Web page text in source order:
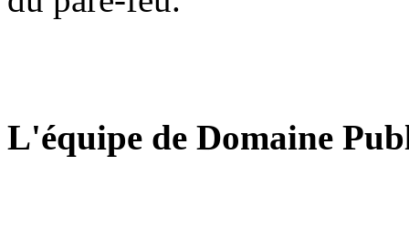
L'équipe de Domaine